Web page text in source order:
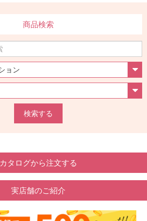
商品検索
検索する
カタログから注文する
実店舗のご紹介